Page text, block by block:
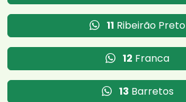
11 Ribeirão Preto
12 Franca
13 Barretos